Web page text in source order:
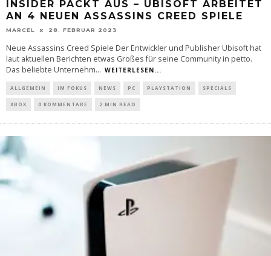
INSIDER PACKT AUS – UBISOFT ARBEITET
AN 4 NEUEN ASSASSINS CREED SPIELE
MARCEL 28. FEBRUAR 2023
Neue Assassins Creed Spiele Der Entwickler und Publisher Ubisoft hat
laut aktuellen Berichten etwas Großes für seine Community in petto.
Das beliebte Unternehm... WEITERLESEN...
ALLGEMEIN IM FOKUS NEWS PC PLAYSTATION SPECIALS
XBOX 0 KOMMENTARE 2 MIN READ